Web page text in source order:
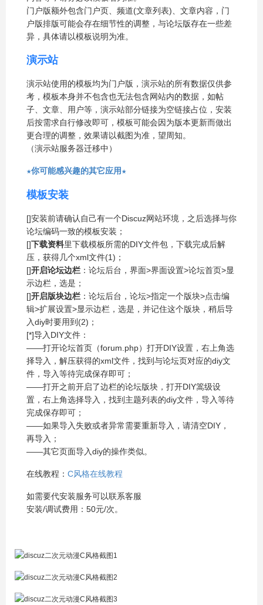
门户版额外包含门户页、频道(文章列表)、文章内容，门
户版排版可能会存在细节性的调整，与论坛版存在一些差
异，具体请以模板说明为准。
演示站
演示站使用的模板均为门户版，演示站的所有数据仅供参
考，模板本身并不包含也无法包含网站内的数据，如帖
子、文章、用户等，演示站部分链接为空链接占位，安装
后按需求自行修改即可，模板可能会因为版本更新而做出
更合理的调整，效果请以截图为准，望周知。
（演示站服务器迁移中）
★你可能感兴趣的其它应用★
模板安装
[]安装前请确认自己有一个Discuz网站环境，之后选择与你
论坛编码一致的模板安装；
[]下载资料里下载模板所需的DIY文件包，下载完成后解
压，获得几个xml文件(1)；
[]开启论坛边栏 ：论坛后台，界面>界面设置>论坛首页>显
示边栏，选是；
[]开启版块边栏 ：论坛后台，论坛>指定一个版块>点击编
辑>扩展设置>显示边栏，选是，并记住这个版块，稍后导
入diy时要用到(2)；
[*]导入DIY文件：
——打开论坛首页（forum.php）打开DIY设置，右上角选
择导入，解压获得的xml文件，找到与论坛页对应的diy文
件，导入等待完成保存即可；
——打开之前开启了边栏的论坛版块，打开DIY篙级设
置，右上角选择导入，找到主题列表的diy文件，导入等待
完成保存即可；
——如果导入失败或者异常需要重新导入，请清空DIY，
再导入；
——其它页面导入diy的操作类似。
在线教程： C风格在线教程
如需要代安装服务可以联系客服
安装/调试费用：50元/次。